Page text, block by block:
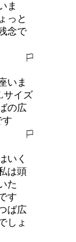
ま
っと
念で
いま
サイズ
の広
す
いく
は頭
た
す
ば広
しょ